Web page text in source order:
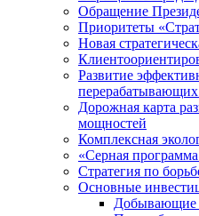
Обращение
Приоритеты
Новая
Развитие
Дорожная карта
мощностей
Комплексная
«Серная
Стратегия по
Основные
Добывающие